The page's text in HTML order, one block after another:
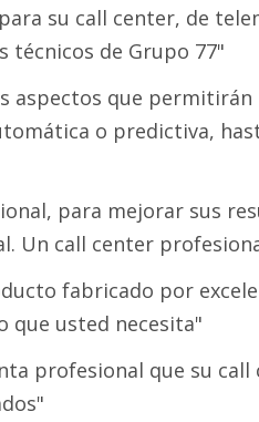
su call center, de
técnicos de Grupo 77"
aspectos que
o predictiva,
para mejorar sus
Un call center
fabricado por
que usted necesita"
profesional que su